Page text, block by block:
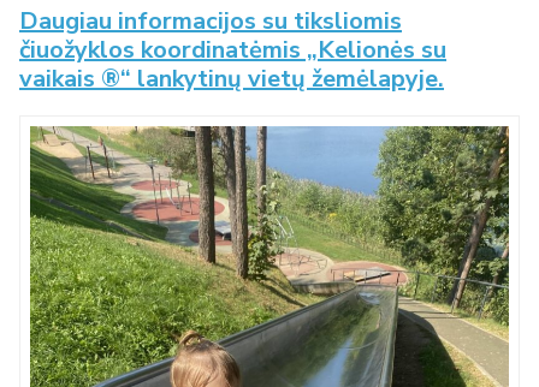
Daugiau informacijos su tiksliomis
čiuožyklos koordinatėmis „Kelionės su
vaikais ®“ lankytinų vietų žemėlapyje.